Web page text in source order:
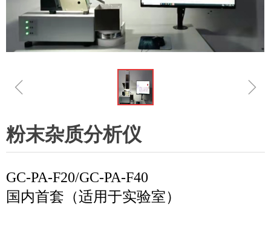
ꁆ ꁇ
粉末杂质分析仪
GC-PA-F20/GC-PA-F40
国内首套（适用于实验室）